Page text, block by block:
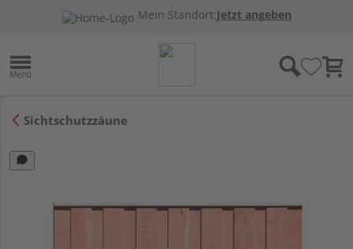
Mein Standort:Jetzt angeben
Sichtschutzzäune